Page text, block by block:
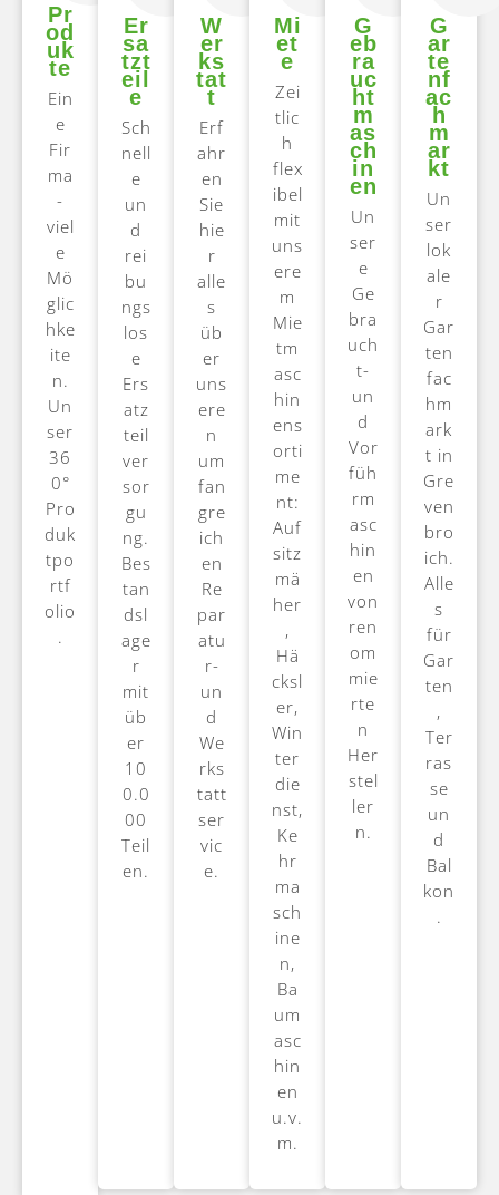
Pr
od
uk
te
Ein
e
Fir
ma
-
viel
e
Mö
glic
hke
ite
n.
Un
ser
36
0°
Pro
duk
tpo
rtf
olio
.
Er
sa
tzt
eil
e
Sch
nell
e
un
d
rei
bu
ngs
los
e
Ers
atz
teil
ver
sor
gu
ng.
Bes
tan
dsl
age
r
mit
üb
er
10
0.0
00
Teil
en.
W
er
ks
tat
t
Erf
ahr
en
Sie
hie
r
alle
s
üb
er
uns
ere
n
um
fan
gre
ich
en
Re
par
atu
r-
un
d
We
rks
tatt
ser
vic
e.
Mi
et
e
Zei
tlic
h
flex
ibel
mit
uns
ere
m
Mie
tm
asc
hin
ens
orti
me
nt:
Auf
sitz
mä
her
,
Hä
cksl
er,
Win
ter
die
nst,
Ke
hr
ma
sch
ine
n,
Ba
um
asc
hin
en
u.v.
m.
G
eb
ra
uc
ht
m
as
ch
in
en
Un
ser
e
Ge
bra
uch
t-
un
d
Vor
füh
rm
asc
hin
en
von
ren
om
mie
rte
n
Her
stel
ler
n.
G
ar
te
nf
ac
h
m
ar
kt
Un
ser
lok
ale
r
Gar
ten
fac
hm
ark
t in
Gre
ven
bro
ich.
Alle
s
für
Gar
ten
,
Ter
ras
se
un
d
Bal
kon
.